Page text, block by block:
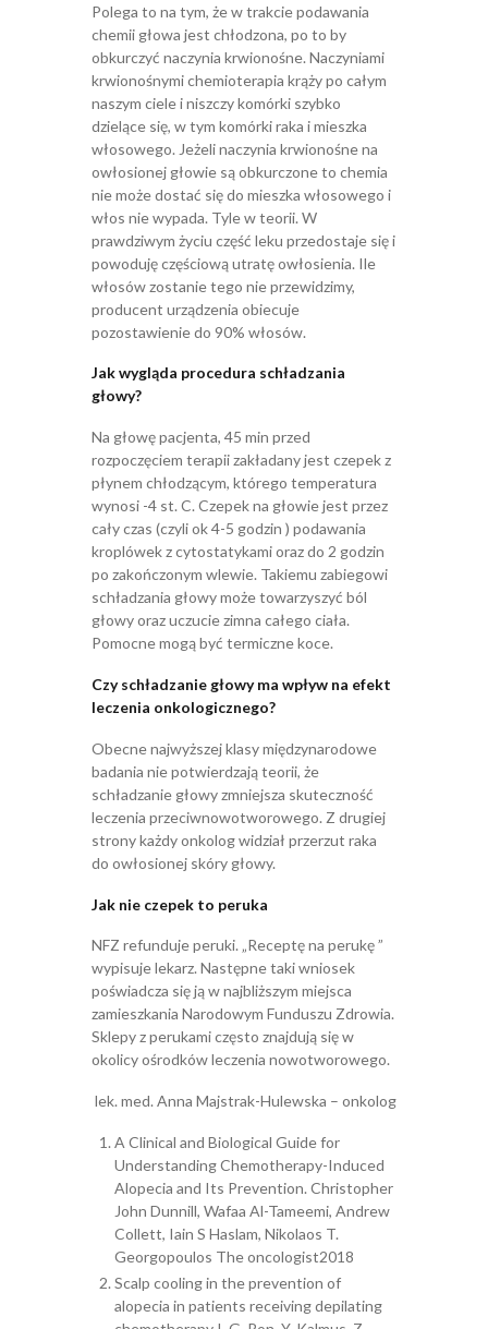
Polega to na tym, że w trakcie podawania
chemii głowa jest chłodzona, po to by
obkurczyć naczynia krwionośne. Naczyniami
krwionośnymi chemioterapia krąży po całym
naszym ciele i niszczy komórki szybko
dzielące się, w tym komórki raka i mieszka
włosowego. Jeżeli naczynia krwionośne na
owłosionej głowie są obkurczone to chemia
nie może dostać się do mieszka włosowego i
włos nie wypada. Tyle w teorii. W
prawdziwym życiu część leku przedostaje się i
powoduję częściową utratę owłosienia. Ile
włosów zostanie tego nie przewidzimy,
producent urządzenia obiecuje
pozostawienie do 90% włosów.
Jak wygląda procedura schładzania
głowy?
Na głowę pacjenta, 45 min przed
rozpoczęciem terapii zakładany jest czepek z
płynem chłodzącym, którego temperatura
wynosi -4 st. C. Czepek na głowie jest przez
cały czas (czyli ok 4-5 godzin ) podawania
kroplówek z cytostatykami oraz do 2 godzin
po zakończonym wlewie. Takiemu zabiegowi
schładzania głowy może towarzyszyć ból
głowy oraz uczucie zimna całego ciała.
Pomocne mogą być termiczne koce.
Czy schładzanie głowy ma wpływ na efekt
leczenia onkologicznego?
Obecne najwyższej klasy międzynarodowe
badania nie potwierdzają teorii, że
schładzanie głowy zmniejsza skuteczność
leczenia przeciwnowotworowego. Z drugiej
strony każdy onkolog widział przerzut raka
do owłosionej skóry głowy.
Jak nie czepek to peruka
NFZ refunduje peruki. „Receptę na perukę ”
wypisuje lekarz. Następne taki wniosek
poświadcza się ją w najbliższym miejsca
zamieszkania Narodowym Funduszu Zdrowia.
Sklepy z perukami często znajdują się w
okolicy ośrodków leczenia nowotworowego.
lek. med. Anna Majstrak-Hulewska – onkolog
A Clinical and Biological Guide for
Understanding Chemotherapy-Induced
Alopecia and Its Prevention. Christopher
John Dunnill, Wafaa Al-Tameemi, Andrew
Collett, Iain S Haslam, Nikolaos T.
Georgopoulos The oncologist2018
Scalp cooling in the prevention of
alopecia in patients receiving depilating